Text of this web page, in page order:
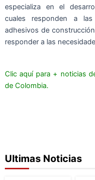
especializa en el
cuales responden a
adhesivos de
responder a las
Clic aquí para + noticias
de Colombia.
Ultimas Noticias